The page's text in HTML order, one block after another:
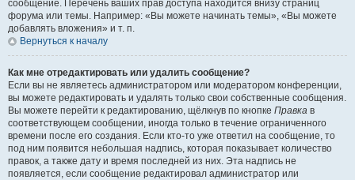
сообщение. Перечень ваших прав доступа находится внизу страниц
форума или темы. Например: «Вы можете начинать темы», «Вы можете
добавлять вложения» и т. п.
Вернуться к началу
Как мне отредактировать или удалить сообщение?
Если вы не являетесь администратором или модератором конференции,
вы можете редактировать и удалять только свои собственные сообщения.
Вы можете перейти к редактированию, щёлкнув по кнопке Правка в
соответствующем сообщении, иногда только в течение ограниченного
времени после его создания. Если кто-то уже ответил на сообщение, то
под ним появится небольшая надпись, которая показывает количество
правок, а также дату и время последней из них. Эта надпись не
появляется, если сообщение редактировал администратор или